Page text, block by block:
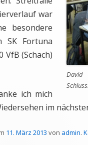
war
besondere
SK Fortuna
VfB (Schach)
ich mich
im
11. März 2013 von admin.